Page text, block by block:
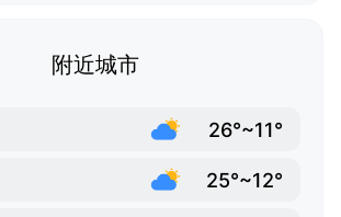
附近城市
26°~11°
25°~12°